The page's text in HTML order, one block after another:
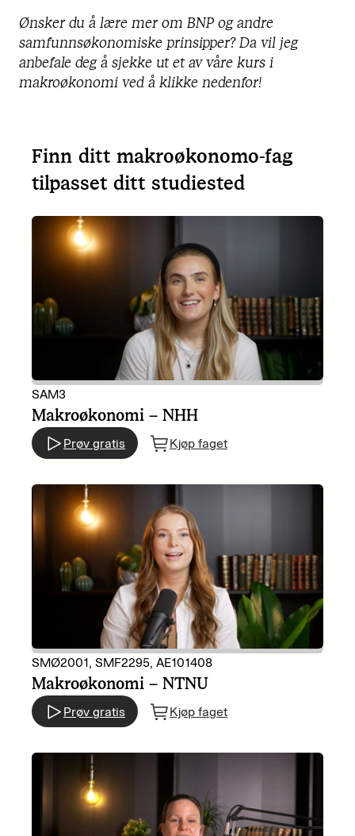
Ønsker du å lære mer om BNP og andre
samfunnsøkonomiske prinsipper? Da vil jeg
anbefale deg å sjekke ut et av våre kurs i
makroøkonomi ved å klikke nedenfor!
Finn ditt makroøkonomo-fag
tilpasset ditt studiested
SAM3
Makroøkonomi – NHH
Prøv gratis Kjøp faget
SMØ2001, SMF2295, AE101408
Makroøkonomi – NTNU
Prøv gratis Kjøp faget